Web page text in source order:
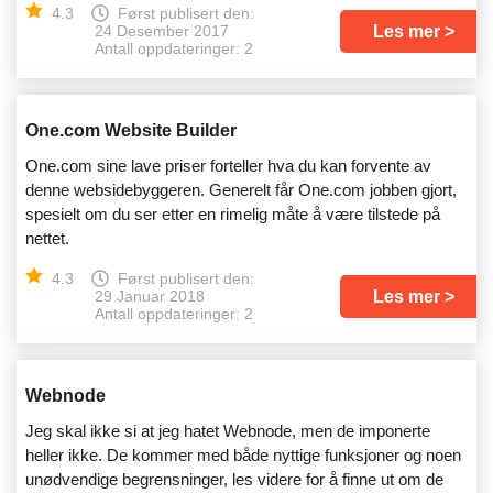
4.3
Først publisert den:
24 Desember 2017
Antall oppdateringer: 2
Les mer
One.com Website Builder
One.com sine lave priser forteller hva du kan forvente av
denne websidebyggeren. Generelt får One.com jobben gjort,
spesielt om du ser etter en rimelig måte å være tilstede på
nettet.
4.3
Først publisert den:
29 Januar 2018
Antall oppdateringer: 2
Les mer
Webnode
Jeg skal ikke si at jeg hatet Webnode, men de imponerte
heller ikke. De kommer med både nyttige funksjoner og noen
unødvendige begrensninger, les videre for å finne ut om de